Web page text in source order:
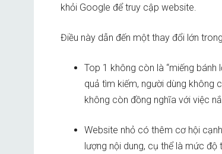
khỏi Google để truy cập website.
Điều này dẫn đến một thay đổi lớn
Top 1 không còn là “miếng bánh
quả tìm kiếm, người dùng không
không còn đồng nghĩa với việc
Website nhỏ có thêm cơ hội
lượng nội dung, cụ thể là mức